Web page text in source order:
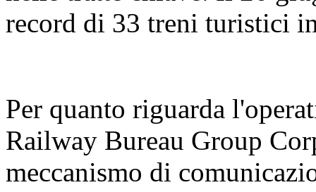
record di 33 treni turistici
Per quanto riguarda
Railway Bureau Group
meccanismo di